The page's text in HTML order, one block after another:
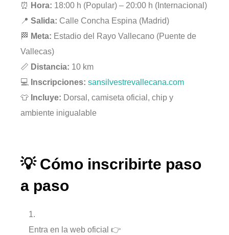
⏰ Hora: 18:00 h (Popular) – 20:00 h (Internacional)
📍 Salida: Calle Concha Espina (Madrid)
🏁 Meta: Estadio del Rayo Vallecano (Puente de
Vallecas)
📏 Distancia: 10 km
💻
Inscripciones: sansilvestrevallecana.com
👕 Incluye: Dorsal, camiseta oficial, chip y
ambiente inigualable
💡 Cómo inscribirte paso
a paso
Entra en la web oficial 👉